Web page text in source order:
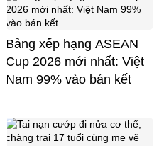
Bảng xếp hạng ASEAN
Cup 2026 mới nhất: Việt
Nam 99% vào bán kết